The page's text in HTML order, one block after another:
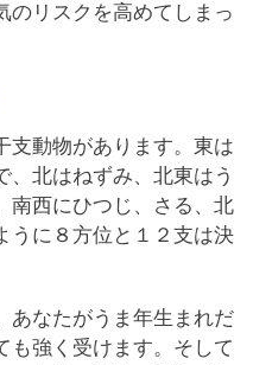
のリスクを高めてしまっ
支動物があります。東は
、北はねずみ、北東はう
南西にひつじ、さる、北
うに８方位と１２支は決
あなたがうま年生まれだ
も強く受けます。そして